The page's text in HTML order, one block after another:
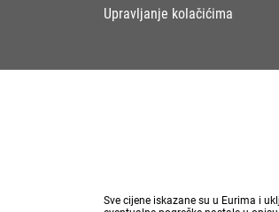
Upravljanje kolačićima
Sve cijene iskazane su u Eurima i